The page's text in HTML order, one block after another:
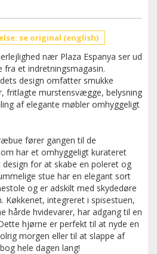
se original (english)
nær Plaza Espanya ser ud
et indretningsmagasin.
design omfatter smukke
fritlagte murstensvægge, belysning
af elegante møbler omhyggeligt
fører gangen til de
har et omhyggeligt kurateret
for at skabe en poleret og
stue har en elegant sort
og er adskilt med skydedøre
Køkkenet, integreret i spisestuen,
hårde hvidevarer, har adgang til en
hjørne er perfekt til at nyde en
morgen eller til at slappe af
hele dagen lang!